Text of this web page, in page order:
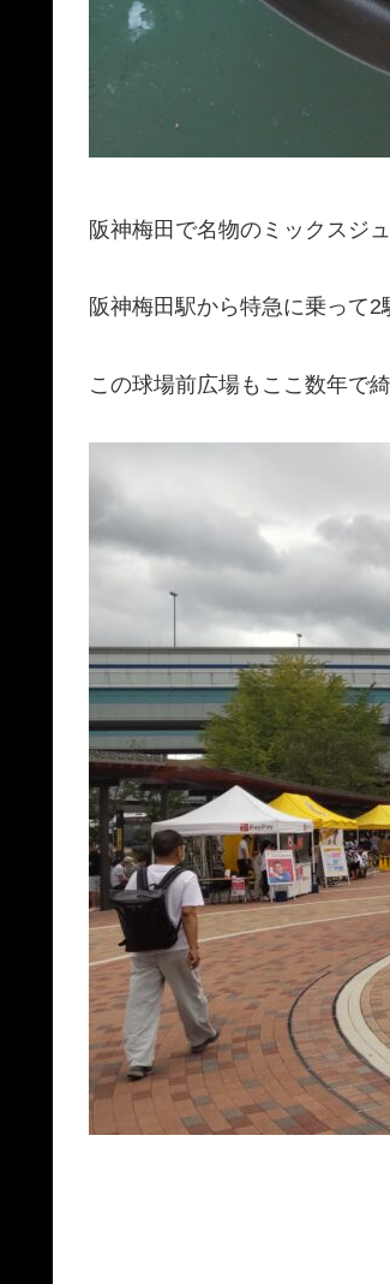
阪神梅田で名物のミックスジ
阪神梅田駅から特急に乗って
この球場前広場もここ数年で